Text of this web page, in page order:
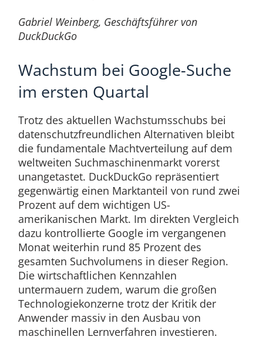
Gabriel Weinberg, Geschäftsführer von
DuckDuckGo
Wachstum bei Google-Suche
im ersten Quartal
Trotz des aktuellen Wachstumsschubs bei
datenschutzfreundlichen Alternativen bleibt
die fundamentale Machtverteilung auf dem
weltweiten Suchmaschinenmarkt vorerst
unangetastet. DuckDuckGo repräsentiert
gegenwärtig einen Marktanteil von rund zwei
Prozent auf dem wichtigen US-
amerikanischen Markt. Im direkten Vergleich
dazu kontrollierte Google im vergangenen
Monat weiterhin rund 85 Prozent des
gesamten Suchvolumens in dieser Region.
Die wirtschaftlichen Kennzahlen
untermauern zudem, warum die großen
Technologiekonzerne trotz der Kritik der
Anwender massiv in den Ausbau von
maschinellen Lernverfahren investieren.